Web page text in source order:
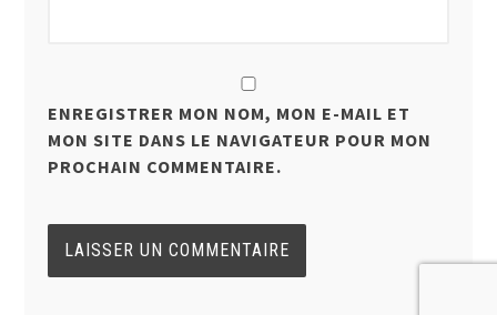
ENREGISTRER MON NOM, MON E-MAIL ET
MON SITE DANS LE NAVIGATEUR POUR MON
PROCHAIN COMMENTAIRE.